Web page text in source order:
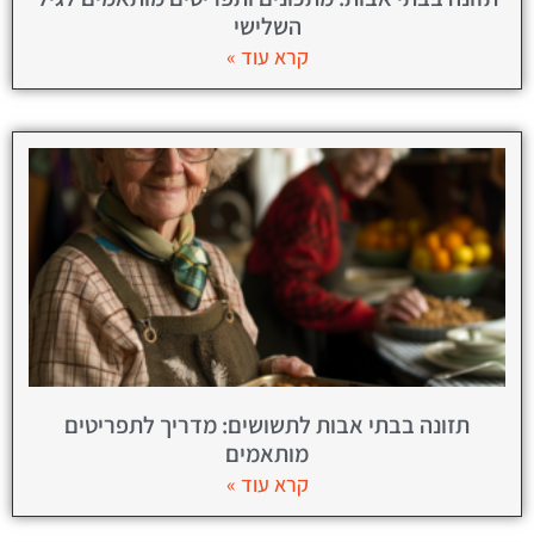
השלישי
קרא עוד »
תזונה בבתי אבות לתשושים: מדריך לתפריטים
מותאמים
קרא עוד »